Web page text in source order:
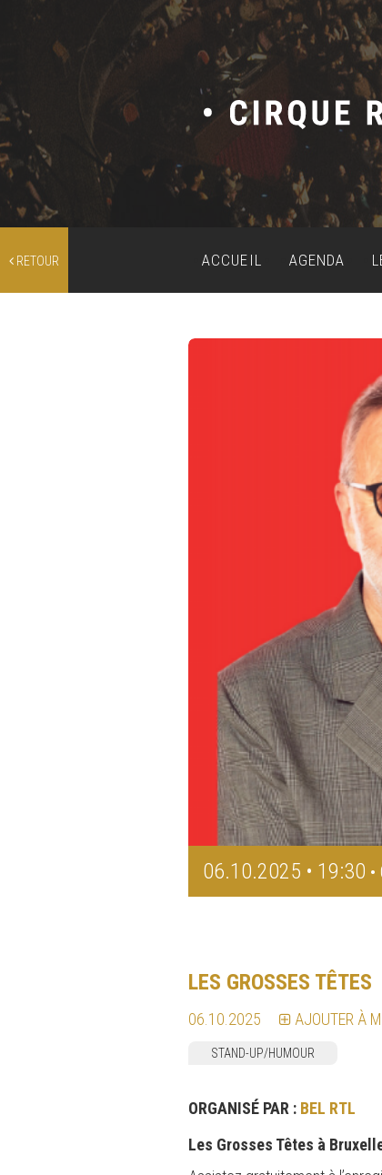
RETOUR ACCUEIL AGENDA
06.10.2025 • 19:30
LES GROSSES TÊTES
06.10.2025 AJOUTER À
STAND-UP/HUMOUR
ORGANISÉ PAR : BEL RTL
Les Grosses Têtes à